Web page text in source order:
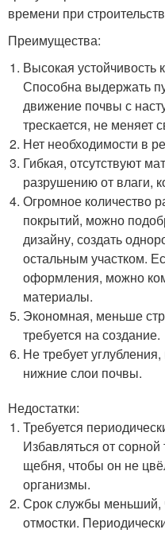
времени при
Преимущества:
Высокая устойчивость
Способна выдержать
движение почвы с
трескается, не меняет
Нет необходимости в
Гибкая, отсутствуют
разрушению от влаги,
Огромное количество
покрытий, можно
дизайну, создать
остальным участком.
оформления, можно
материалы.
Экономная, меньше
требуется на создание.
Не требует
нижние слои почвы.
Недостатки:
Требуется
Избавляться от
щебня, чтобы он не
организмы.
Срок службы меньший,
отмостки.